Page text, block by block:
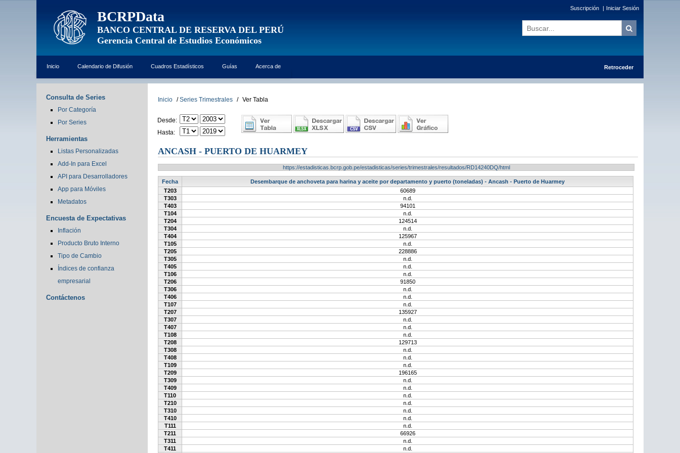
BCRPData
BANCO CENTRAL DE RESERVA DEL PERÚ
Gerencia Central de Estudios Económicos
Suscripción | Iniciar Sesión
Inicio Calendario de Difusión Cuadros Estadísticos Guías Acerca de Retroceder
Consulta de Series
Por Categoría
Por Series
Herramientas
Listas Personalizadas
Add-In para Excel
API para Desarrolladores
App para Móviles
Metadatos
Encuesta de Expectativas
Inflación
Producto Bruto Interno
Tipo de Cambio
Índices de confianza
empresarial
Contáctenos
Inicio / Series Trimestrales / Ver Tabla
Desde:
Hasta:
ANCASH - PUERTO DE HUARMEY
https://estadisticas.bcrp.gob.pe/estadisticas/series/trimestrales/resultados/RD14240DQ/html
Fecha
Desembarque de anchoveta para harina y aceite por departamento y puerto (toneladas) - Ancash - Puerto de Huarmey
T203
60689
T303
n.d.
T403
94101
T104
n.d.
T204
124514
T304
n.d.
T404
125967
T105
n.d.
T205
228886
T305
n.d.
T405
n.d.
T106
n.d.
T206
91850
T306
n.d.
T406
n.d.
T107
n.d.
T207
135927
T307
n.d.
T407
n.d.
T108
n.d.
T208
129713
T308
n.d.
T408
n.d.
T109
n.d.
T209
196165
T309
n.d.
T409
n.d.
T110
n.d.
T210
n.d.
T310
n.d.
T410
n.d.
T111
n.d.
T211
66926
T311
n.d.
T411
n.d.